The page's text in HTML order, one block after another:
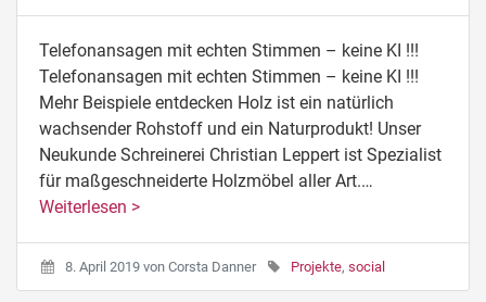
Telefonansagen mit echten Stimmen – keine KI !!!
Telefonansagen mit echten Stimmen – keine KI !!!
Mehr Beispiele entdecken Holz ist ein natürlich
wachsender Rohstoff und ein Naturprodukt! Unser
Neukunde Schreinerei Christian Leppert ist Spezialist
für maßgeschneiderte Holzmöbel aller Art.…
Weiterlesen >
8. April 2019 von Corsta Danner Projekte, social